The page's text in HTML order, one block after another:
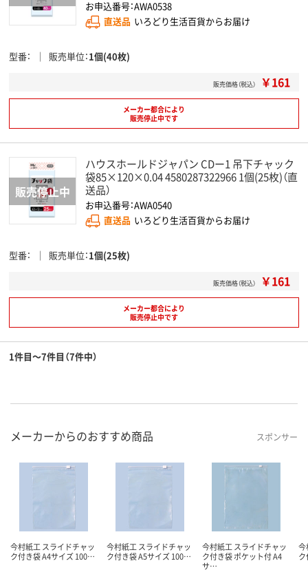
お申込番号：AWA0538
直送品 いろどり生活百貨からお届け
型番 販売単位 1個(40枚)
販売価格（税込） ￥161
メーカー都合により
販売停止中です
ハウスホールドジャパン CDー1 吊下チャック
袋85×120×0.04 4580287322966 1個(25枚)（直
送品）
お申込番号：AWA0540
直送品 いろどり生活百貨からお届け
型番 販売単位 1個(25枚)
販売価格（税込） ￥161
メーカー都合により
販売停止中です
1件目～7件目（7件中）
メーカーからのおすすめ商品 スポンサー
今村紙工 スライドチャッ
ク付き袋 A4サイズ 100…
今村紙工 スライドチャッ
ク付き袋 A5サイズ 100…
今村紙工 スライドチャッ
ク付き袋 ポケット付 A4
サ…
今